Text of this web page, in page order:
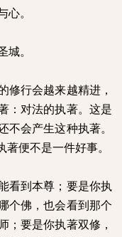
心。
城。
修行会越来越精进，
：对法的执著。这是
不会产生这种执著。
便不是一件好事。
看到本尊；要是你执
个佛，也会看到那个
；要是你执著双修，